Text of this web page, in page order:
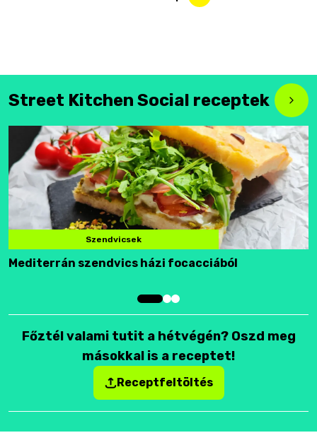
Street Kitchen Social receptek
Szendvicsek
Mediterrán szendvics házi focacciából
Főztél valami tutit a hétvégén? Oszd meg
másokkal is a receptet!
Receptfeltöltés